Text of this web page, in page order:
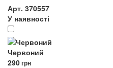
Арт. 370557
У наявності
Червоний
290грн